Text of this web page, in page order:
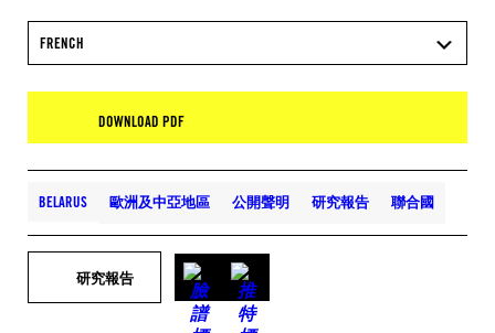
FRENCH
DOWNLOAD PDF
BELARUS 歐洲及中亞地區 公開聲明 研究報告 聯合國
研究報告